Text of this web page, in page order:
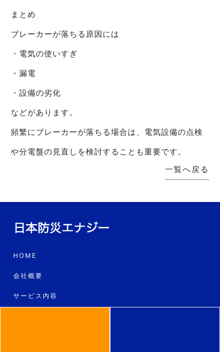
まとめ
ブレーカーが落ちる原因には
・電気の使いすぎ
・漏電
・設備の劣化
などがあります。
頻繁にブレーカーが落ちる場合は、電気設備の点検
や分電盤の見直しを検討することも重要です。
一覧へ戻る
HOME
会社概要
サービス内容